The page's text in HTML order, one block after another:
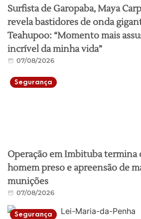
Surfista de Garopaba, Maya
revela bastidores de onda
Teahupoo: “Momento mais
incrível da minha vida”
07/08/2026
Segurança
Operação em Imbituba termina
homem preso e apreensão de
munições
07/08/2026
Segurança